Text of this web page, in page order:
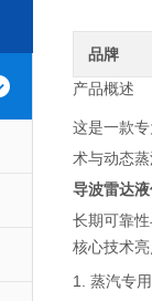
品牌
产品概述
这是一款
术与动态
导波雷达
长期可靠
核心技术
1. 蒸汽专